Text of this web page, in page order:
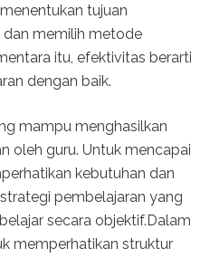
tujuan
dan memilih metode
itu, efektivitas berarti
dengan baik.
mampu menghasilkan
oleh guru. Untuk mencapai
kebutuhan dan
pembelajaran yang
secara objektif.Dalam
memperhatikan struktur